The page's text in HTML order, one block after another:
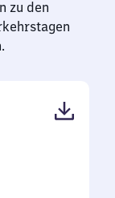
zu den